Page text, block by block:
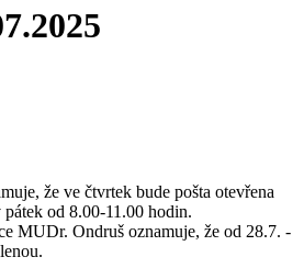
že ve čtvrtek bude pošta otevřena
od 8.00-11.00 hodin.
MUDr. Ondruš oznamuje, že od 28.7. -